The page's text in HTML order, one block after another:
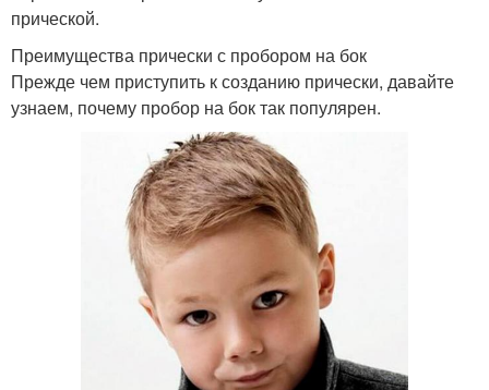
прической.
Преимущества прически с пробором на бок
Прежде чем приступить к созданию прически, давайте
узнаем, почему пробор на бок так популярен.